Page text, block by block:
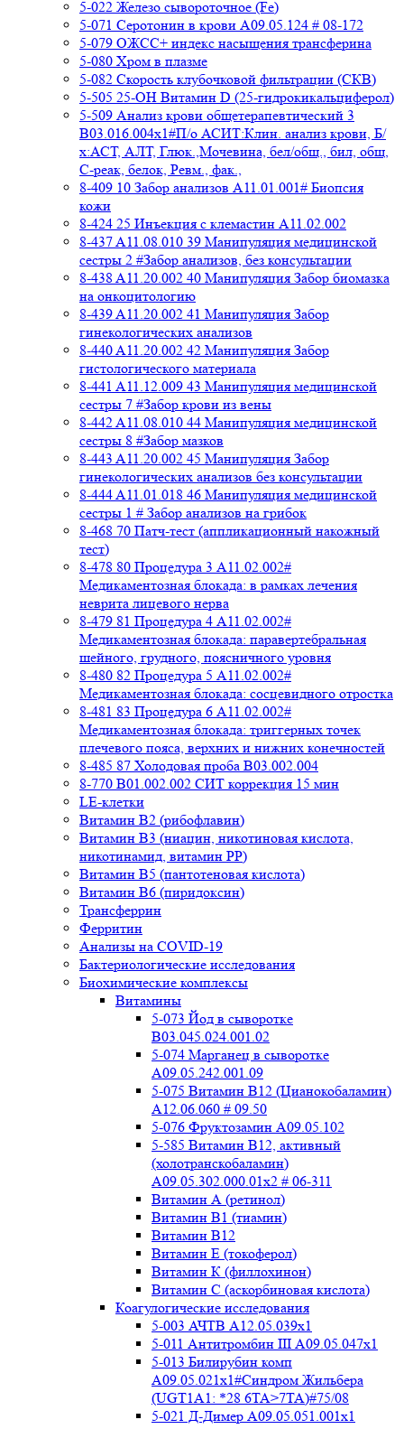
5-022 Железо сывороточное (Fe)
5-071 Серотонин в крови A09.05.124 # 08-172
5-079 ОЖСС+ индекс насыщения трансферина
5-080 Хром в плазме
5-082 Скорость клубочковой фильтрации (СКВ)
5-505 25-ОН Витамин D (25-гидрокикальциферол)
5-509 Анализ крови общетерапевтический 3
B03.016.004x1#П/о АСИТ:Клин. анализ крови, Б/
х:АСТ, АЛТ, Глюк.,Мочевина, бел/общ., бил, общ,
C-реак, белок, Ревм., фак.,
8-409 10 Забор анализов A11.01.001# Биопсия
кожи
8-424 25 Инъекция с клемастин A11.02.002
8-437 A11.08.010 39 Манипуляция медицинской
сестры 2 #Забор анализов, без консультации
8-438 A11.20.002 40 Манипуляция Забор биомазка
на онкоцитологию
8-439 A11.20.002 41 Манипуляция Забор
гинекологических анализов
8-440 A11.20.002 42 Манипуляция Забор
гистологического материала
8-441 A11.12.009 43 Манипуляция медицинской
сестры 7 #Забор крови из вены
8-442 A11.08.010 44 Манипуляция медицинской
сестры 8 #Забор мазков
8-443 A11.20.002 45 Манипуляция Забор
гинекологических анализов без консультации
8-444 A11.01.018 46 Манипуляция медицинской
сестры 1 # Забор анализов на грибок
8-468 70 Патч-тест (аппликационный накожный
тест)
8-478 80 Процедура 3 A11.02.002#
Медикаментозная блокада: в рамках лечения
неврита лицевого нерва
8-479 81 Процедура 4 A11.02.002#
Медикаментозная блокада: паравертебральная
шейного, грудного, поясничного уровня
8-480 82 Процедура 5 A11.02.002#
Медикаментозная блокада: сосцевидного отростка
8-481 83 Процедура 6 A11.02.002#
Медикаментозная блокада: триггерных точек
плечевого пояса, верхних и нижних конечностей
8-485 87 Холодовая проба В03.002.004
8-770 B01.002.002 СИТ коррекция 15 мин
LE-клетки
Витамин В2 (рибофлавин)
Витамин В3 (ниацин, никотиновая кислота,
никотинамид, витамин PP)
Витамин В5 (пантотеновая кислота)
Витамин В6 (пиридоксин)
Трансферрин
Ферритин
Анализы на COVID-19
Бактериологические исследования
Биохимические комплексы
Витамины
5-073 Йод в сыворотке
B03.045.024.001.02
5-074 Марганец в сыворотке
A09.05.242.001.09
5-075 Витамин В12 (Цианокобаламин)
A12.06.060 # 09.50
5-076 Фруктозамин A09.05.102
5-585 Витамин B12, активный
(холотранскобаламин)
A09.05.302.000.01x2 # 06-311
Витамин А (ретинол)
Витамин В1 (тиамин)
Витамин В12
Витамин Е (токоферол)
Витамин К (филлохинон)
Витамин С (аскорбиновая кислота)
Коагулогические исследования
5-003 АЧТВ А12.05.039x1
5-011 Антитромбин III А09.05.047x1
5-013 Билирубин комп
A09.05.021x1#Синдром Жильбера
(UGT1A1: *28 6TA>7TA)#75/08
5-021 Д-Димер А09.05.051.001x1